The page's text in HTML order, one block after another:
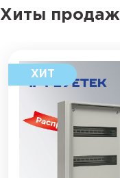
Хиты продаж